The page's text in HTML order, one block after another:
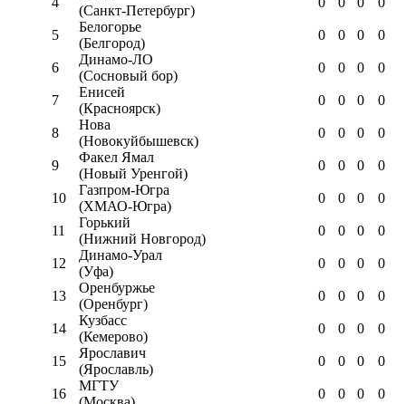
(Санкт-Петербург)
5
Белогорье
(Белгород)
0 0 0 0
6
Динамо-ЛО
(Сосновый бор)
0 0 0 0
7
Енисей
(Красноярск)
0 0 0 0
8
Нова
(Новокуйбышевск)
0 0 0 0
9
Факел Ямал
(Новый Уренгой)
0 0 0 0
10
Газпром-Югра
(ХМАО-Югра)
0 0 0 0
11
Горький
(Нижний Новгород)
0 0 0 0
12
Динамо-Урал
(Уфа)
0 0 0 0
13
Оренбуржье
(Оренбург)
0 0 0 0
14
Кузбасс
(Кемерово)
0 0 0 0
15
Ярославич
(Ярославль)
0 0 0 0
16
МГТУ
0 0 0
0